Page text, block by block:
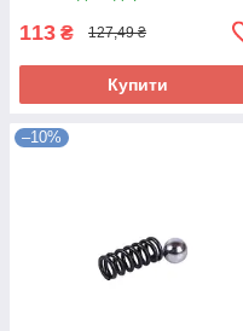
113 ₴ 127,49 ₴
Купити
–10%